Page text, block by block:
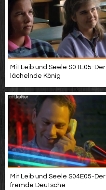
Mit Leib und Seele S01E05-Der
lächelnde König
Mit Leib und Seele S04E05-Der
fremde Deutsche